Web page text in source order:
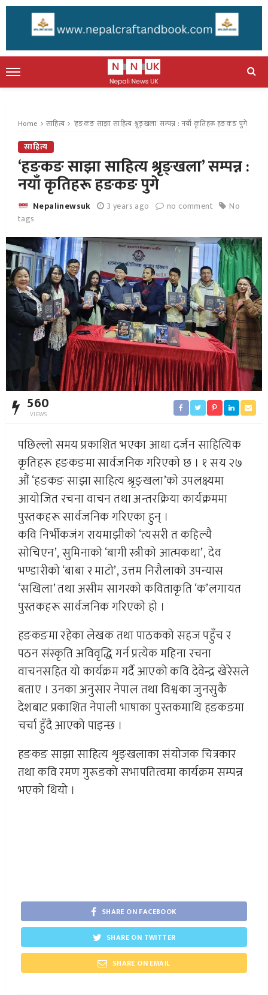
Home साहित्य ‘हङकङ साझा साहित्य श्रृङ्खला’ सम्पन्न : नयाँ कृतिहरू हङकङ पुगे
साहित्य
‘हङकङ साझा साहित्य श्रृङ्खला’ सम्पन्न :
नयाँ कृतिहरू हङकङ पुगे
Nepalinewsuk 3 years ago no comment
No
tags
560
VIEWS
पछिल्लो समय प्रकाशित भएका आधा दर्जन साहित्यिक
कृतिहरू हङकङमा सार्वजनिक गरिएको छ । १ सय २७
‌औं ‘हङकङ साझा साहित्य श्रृङ्खला’को उपलक्ष्यमा
आयोजित रचना वाचन तथा अन्तरक्रिया कार्यक्रममा
पुस्तकहरू सार्वजनिक गरिएका हुन् ।
कवि निर्भीकजंग रायमाझीको ‘त्यसरी त कहिल्यै
सोचिएन’, सुमिनाको ‘बागी स्त्रीको आत्मकथा’, देव
भण्डारीको ‘बाबा र माटो’, उत्तम निरौलाको उपन्यास
‘सखिला’ तथा असीम सागरको कविताकृति ‘क’लगायत
पुस्तकहरू सार्वजनिक गरिएको हो ।
हङकङमा रहेका लेखक तथा पाठकको सहज पहुँच र
पठन संस्कृति अविवृद्धि गर्न प्रत्येक महिना रचना
वाचनसहित यो कार्यक्रम गर्दै आएको कवि देवेन्द्र खेरेसले
बताए । उनका अनुसार नेपाल तथा विश्वका जुनसुकै
देशबाट प्रकाशित नेपाली भाषाका पुस्तकमाथि हङकङमा
चर्चा हुँदै आएको पाइन्छ ।
हङकङ साझा साहित्य शृङ्खलाका संयोजक चित्रकार
तथा कवि रमण गुरूङको सभापतित्वमा कार्यक्रम सम्पन्न
भएको थियो ।
SHARE ON FACEBOOK
SHARE ON TWITTER
SHARE ON EMAIL